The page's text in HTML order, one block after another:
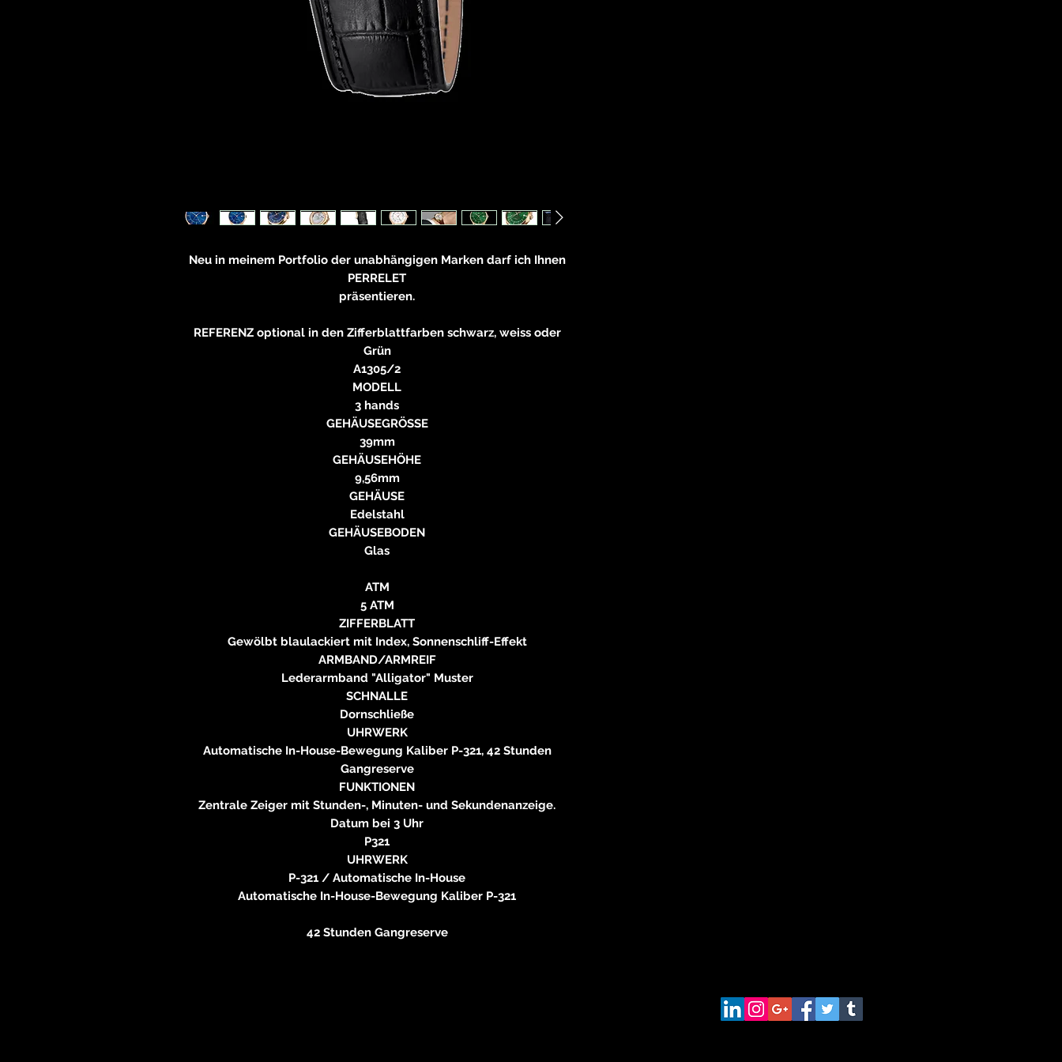
Neu in meinem Portfolio der unabhängigen Marken darf ich Ihnen
PERRELET
präsentieren.
REFERENZ optional in den Zifferblattfarben schwarz, weiss oder
Grün
A1305/2
MODELL
3 hands
GEHÄUSEGRÖSSE
39mm
GEHÄUSEHÖHE
9,56mm
GEHÄUSE
Edelstahl
GEHÄUSEBODEN
Glas
ATM
5 ATM
ZIFFERBLATT
Gewölbt blaulackiert mit Index, Sonnenschliff-Effekt
ARMBAND/ARMREIF
Lederarmband "Alligator" Muster
SCHNALLE
Dornschließe
UHRWERK
Automatische In-House-Bewegung Kaliber P-321, 42 Stunden
Gangreserve
FUNKTIONEN
Zentrale Zeiger mit Stunden-, Minuten- und Sekundenanzeige.
Datum bei 3 Uhr
P321
UHRWERK
P-321 / Automatische In-House
Automatische In-House-Bewegung Kaliber P-321
42 Stunden Gangreserve